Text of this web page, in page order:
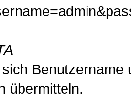
übermitteln.